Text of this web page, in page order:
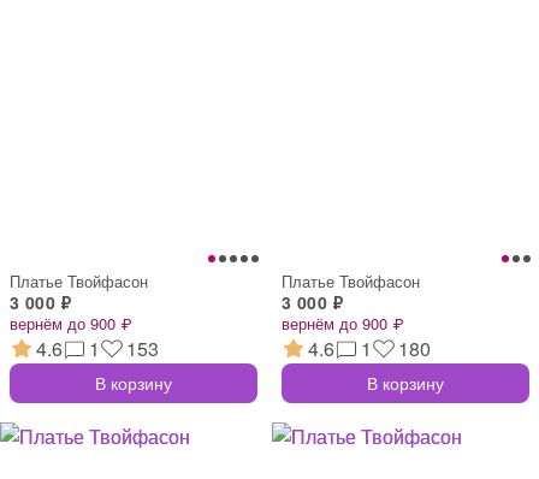
Платье Твойфасон
3 000 ₽
вернём до 900 ₽
4.6 1 153
В корзину
Платье Твойфасон
3 000 ₽
вернём до 900 ₽
4.6 1 180
В корзину